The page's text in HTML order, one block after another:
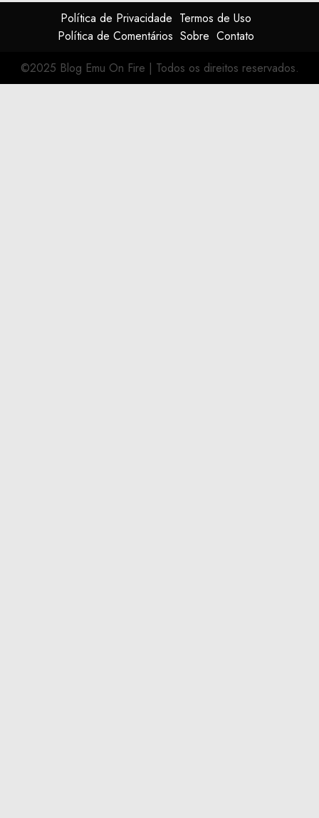
Política de Privacidade Termos de Uso
Política de Comentários Sobre Contato
©2025 Blog Emu On Fire | Todos os direitos reservados.